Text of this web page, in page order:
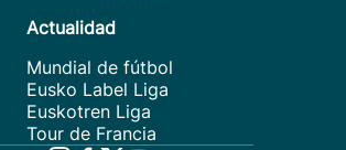
Actualidad
Mundial de fútbol
Eusko Label Liga
Euskotren Liga
Tour de Francia